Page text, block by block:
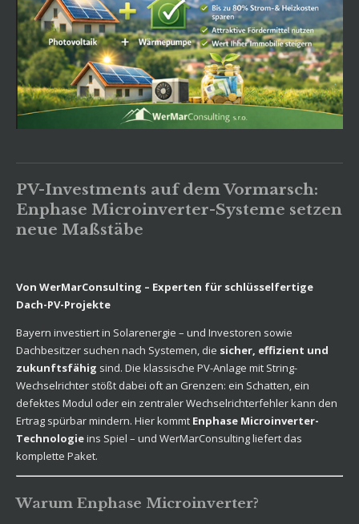
PV-Investments auf dem Vormarsch:
Enphase Microinverter-Systeme setzen
neue Maßstäbe
Von WerMarConsulting – Experten für schlüsselfertige
Dach-PV-Projekte
Bayern investiert in Solarenergie – und Investoren sowie
Dachbesitzer suchen nach Systemen, die sicher, effizient und
zukunftsfähig sind. Die klassische PV-Anlage mit String-
Wechselrichter stößt dabei oft an Grenzen: ein Schatten, ein
defektes Modul oder ein zentraler Wechselrichterfehler kann den
Ertrag spürbar mindern. Hier kommt Enphase Microinverter-
Technologieins Spiel – und WerMarConsulting liefert das
komplette Paket.
Warum Enphase Microinverter?